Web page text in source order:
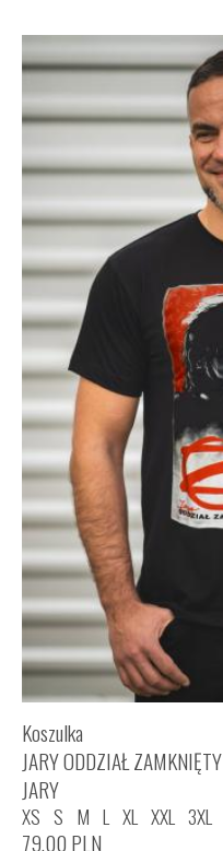
Koszulka
JARY ODDZIAŁ ZAMKNIĘTY
JARY
XS S M L XL XXL 3XL
79,00 PLN